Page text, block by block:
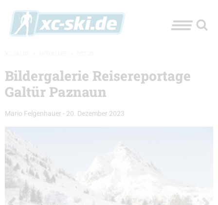
Bildergalerie Reisereportage
Galtür Paznaun
Mario Felgenhauer - 20. Dezember 2023